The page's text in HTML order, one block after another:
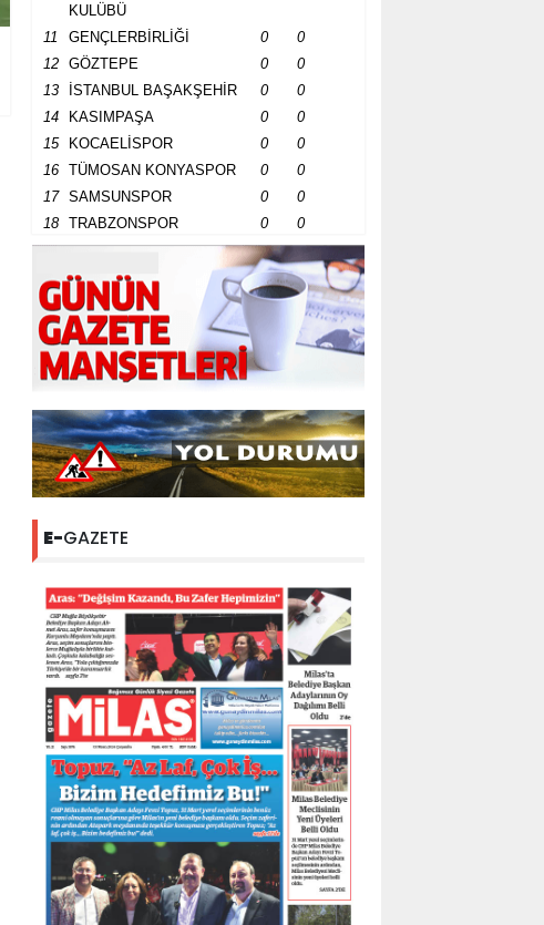
KULÜBÜ
11 GENÇLERBİRLİĞİ 0
0
12
GÖZTEPE 0
0
13
İSTANBUL BAŞAKŞEHİR 0
0
14
KASIMPAŞA 0
0
15
KOCAELİSPOR 0
0
16
TÜMOSAN KONYASPOR 0
0
17
SAMSUNSPOR 0
0
18
TRABZONSPOR 0 0
E-GAZETE